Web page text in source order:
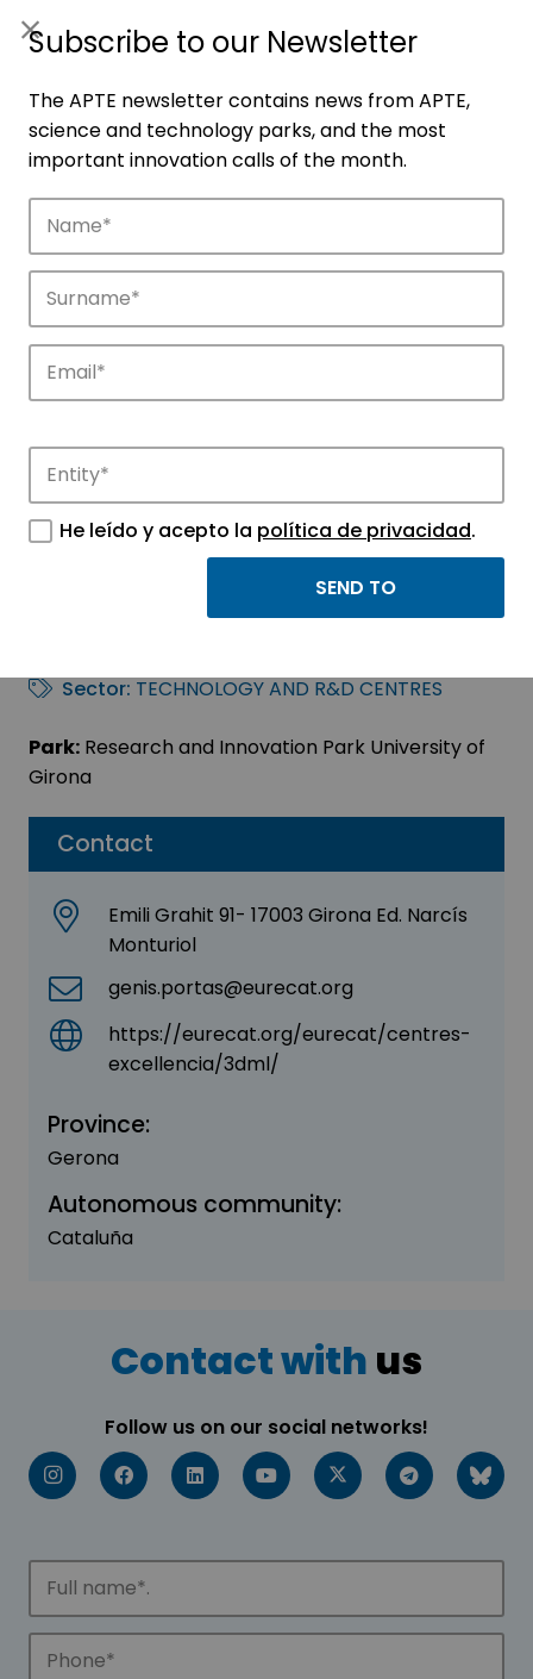
Companies
Discover the companies that drive
innovation in APTE’s parks.
Contact
Emili Grahit 91- 17003 Girona Ed. Narcís
Monturiol
genis.portas@eurecat.org
https://eurecat.org/eurecat/centres-
excellencia/3dml/
Province:
Gerona
Autonomous community:
Cataluña
Manufacturing Lab
Sector: TECHNOLOGY AND R&D CENTRES
Park: Research and Innovation Park University of
Girona
Contact with us
Follow us on our social networks!
Subscribe to our Newsletter
The APTE newsletter contains news from APTE,
science and technology parks, and the most
important innovation calls of the month.
He leído y acepto la política de privacidad.